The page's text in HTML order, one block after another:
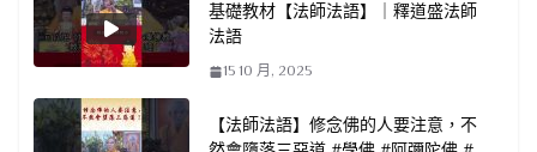
基礎教材【法師法語】｜釋道盛法師
法語
15 10 月, 2025
【法師法語】修念佛的人要注意，不